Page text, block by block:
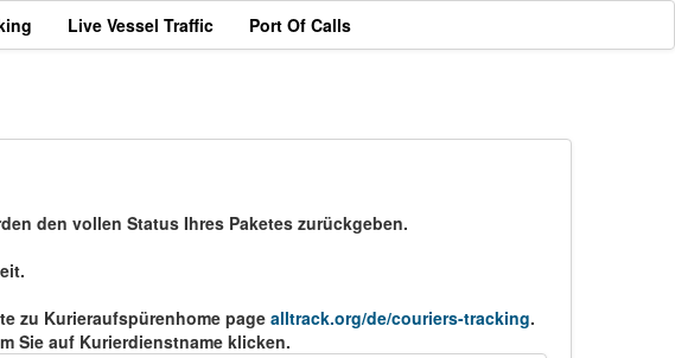
Live Vessel Traffic Port Of Calls
den vollen Status Ihres Paketes zurückgeben.
zu Kurieraufspürenhome page alltrack.org/de/couriers-tracking.
Sie auf Kurierdienstname klicken.